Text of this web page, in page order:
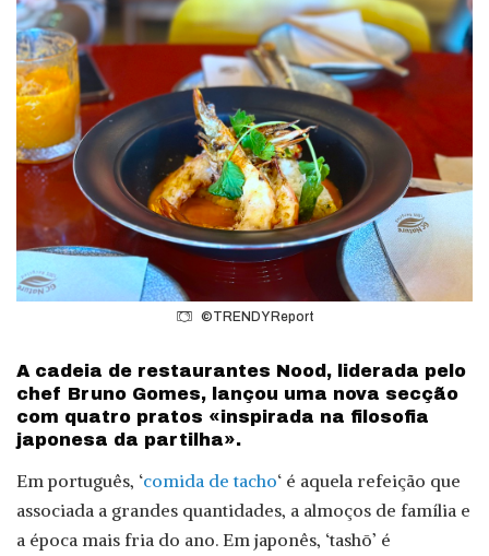
©TRENDY Report
A cadeia de restaurantes Nood, liderada pelo
chef Bruno Gomes, lançou uma nova secção
com quatro pratos «inspirada na filosofia
japonesa da partilha».
Em português, ‘comida de tacho‘ é aquela refeição que
associada a grandes quantidades, a almoços de família e
a época mais fria do ano. Em japonês, ‘tashō’ é